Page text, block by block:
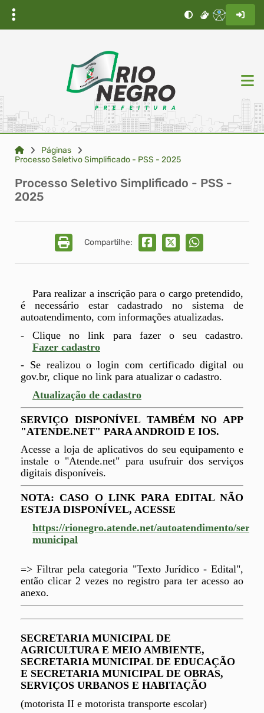
Páginas
Processo Seletivo Simplificado - PSS - 2025
Processo Seletivo Simplificado - PSS -
2025
Compartilhe:
Para realizar a inscrição para o cargo pretendido,
é necessário estar cadastrado no sistema de
autoatendimento, com informações atualizadas.
- Clique no link para fazer o seu cadastro.
Fazer cadastro
- Se realizou o login com certificado digital ou
gov.br, clique no link para atualizar o cadastro.
Atualização de cadastro
SERVIÇO DISPONÍVEL TAMBÉM NO APP
"ATENDE.NET" PARA ANDROID E IOS.
Acesse a loja de aplicativos do seu equipamento e
instale o "Atende.net" para usufruir dos serviços
digitais disponíveis.
NOTA: CASO O LINK PARA EDITAL NÃO
ESTEJA DISPONÍVEL, ACESSE
https://rionegro.atende.net/autoatendimento/
municipal
=> Filtrar pela categoria "Texto Jurídico - Edital",
então clicar 2 vezes no registro para ter acesso ao
anexo.
SECRETARIA MUNICIPAL DE
AGRICULTURA E MEIO AMBIENTE,
SECRETARIA MUNICIPAL DE EDUCAÇÃO
E SECRETARIA MUNICIPAL DE OBRAS,
SERVIÇOS URBANOS E HABITAÇÃO
(motorista II e motorista transporte escolar)